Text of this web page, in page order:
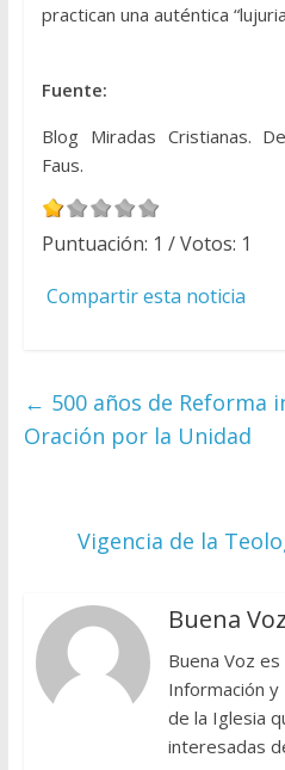
practican una auténtica
Fuente:
Blog Miradas Cristianas.
Faus.
Puntuación: 1 / Votos: 1
Compartir esta noticia
← 500 años de Reforma
Oración por la Unidad
Vigencia de la
Buena Voz
Buena Voz
Información
de la Iglesia
interesadas